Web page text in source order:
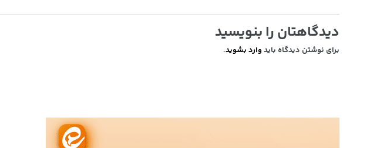
دیدگاهتان را بنویسید
برای نوشتن دیدگاه باید وارد بشوید.